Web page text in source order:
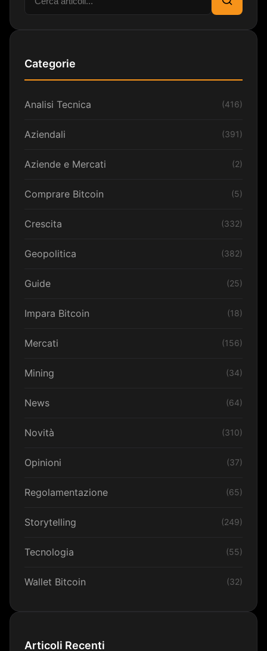
Cerca
Categorie
Analisi Tecnica (416)
Aziendali (391)
Aziende e Mercati (2)
Comprare Bitcoin (5)
Crescita (332)
Geopolitica (382)
Guide (25)
Impara Bitcoin (18)
Mercati (156)
Mining (34)
News (64)
Novità (310)
Opinioni (37)
Regolamentazione (65)
Storytelling (249)
Tecnologia (55)
Wallet Bitcoin (32)
Articoli Recenti